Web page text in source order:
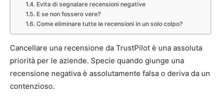
Evita di segnalare recensioni negative
E se non fossero vere?
Come eliminare tutte le recensioni in un solo colpo?
Cancellare una recensione da TrustPilot è una assoluta
priorità per le aziende. Specie quando giunge una
recensione negativa è assolutamente falsa o deriva da un
contenzioso.